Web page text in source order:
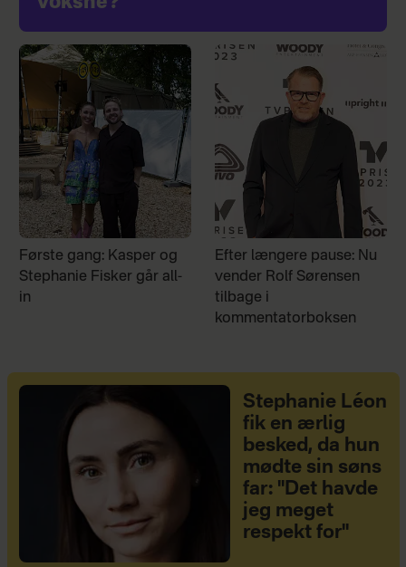
Første gang: Kasper og
Stephanie Fisker går all-
in
Efter længere pause: Nu
vender Rolf Sørensen
tilbage i
kommentatorboksen
Stephanie Léon
fik en ærlig
besked, da hun
mødte sin søns
far: "Det havde
jeg meget
respekt for"